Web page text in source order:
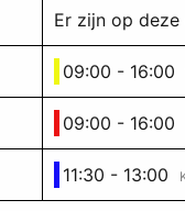
Er zijn op
09:00 - 16:00
09:00 - 16:00
11:30 - 13:00